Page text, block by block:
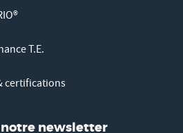
T.E.
certifications
newsletter